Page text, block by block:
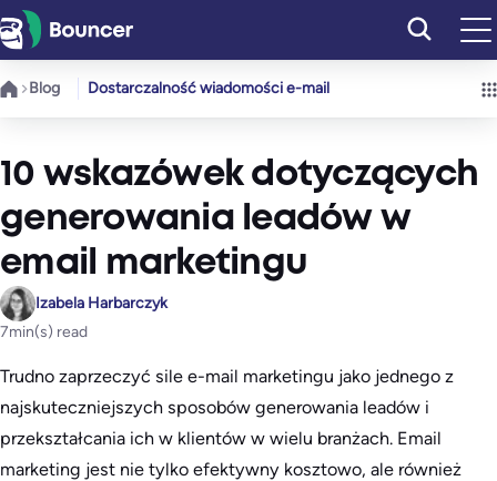
Przejdź
do
treści
Blog Dostarczalność wiadomości e-mail
10 wskazówek dotyczących
generowania leadów w
email marketingu
Izabela Harbarczyk
7min(s) read
Trudno zaprzeczyć sile e-mail marketingu jako jednego z
najskuteczniejszych sposobów generowania leadów i
przekształcania ich w klientów w wielu branżach. Email
marketing jest nie tylko efektywny kosztowo, ale również